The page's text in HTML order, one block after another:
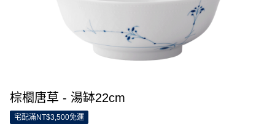
棕櫚唐草 - 湯缽22cm
宅配滿NT$3,500免運